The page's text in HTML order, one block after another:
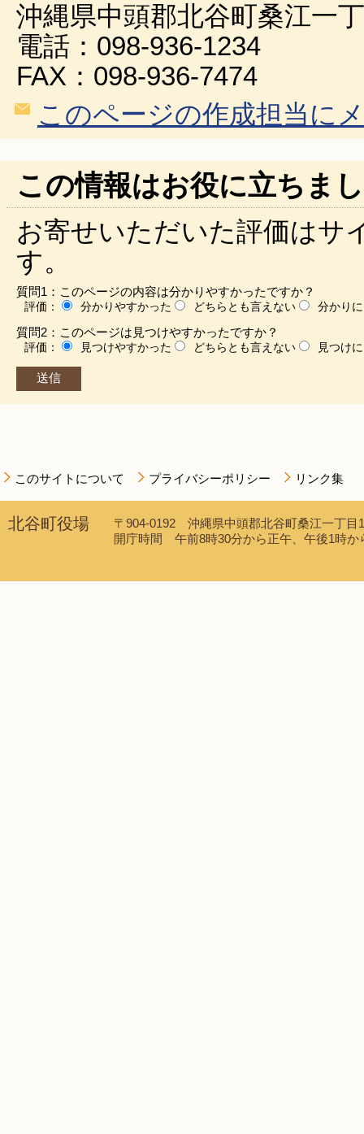
沖縄県中頭郡北谷町桑江一
電話：098-936-1234
FAX：098-936-7474
このページの作成担当に
この情報はお役に立ちま
お寄せいただいた評価はサ
す。
質問1：このページの内容は分かりやすかったですか？
評価： 分かりやすかった どちらとも言えない 分かり
質問2：このページは見つけやすかったですか？
評価： 見つけやすかった どちらとも言えない 見つけ
このサイトについて プライバシーポリシー リンク集
北谷町役場
〒904-0192 沖縄県中頭郡北谷町桑江一丁
開庁時間 午前8時30分から正午、午後1時か